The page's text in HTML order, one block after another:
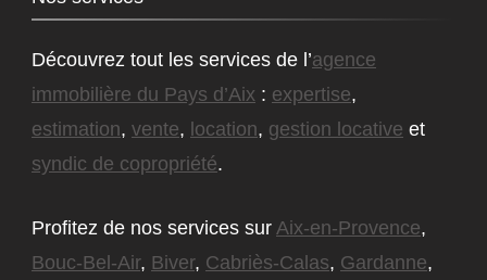
Découvrez tout les services de l’agence
immobilière du Pays d’Aix : expertise,
estimation, vente, location, gestion locative et
syndic de copropriété.
Profitez de nos services sur Aix-en-Provence,
Bouc-Bel-Air, Biver, Cabriès-Calas, Gardanne,